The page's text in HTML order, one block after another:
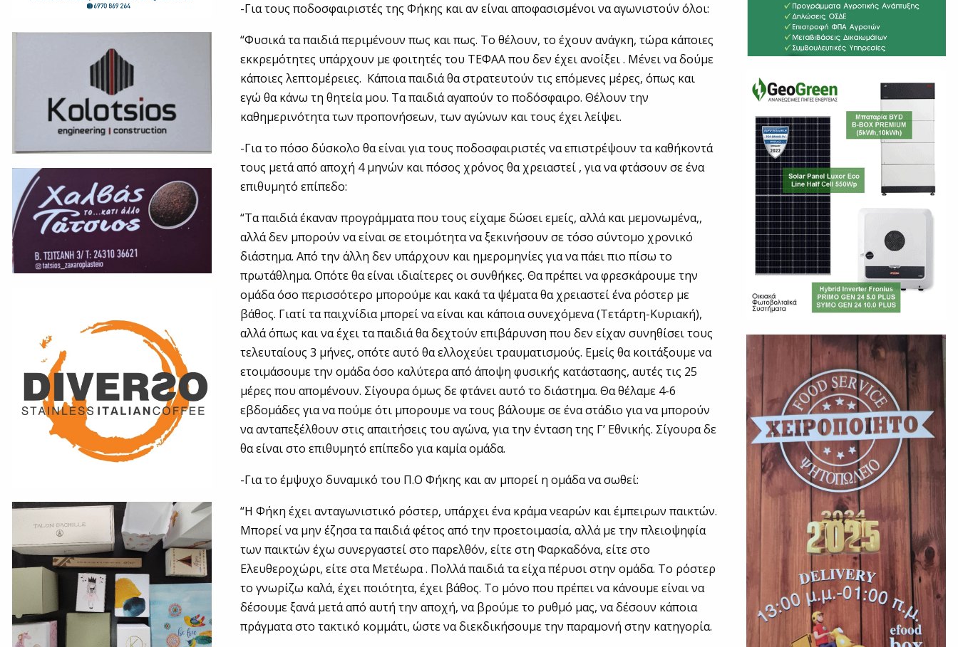
-Για τους ποδοσφαιριστές της Φήκης και αν είναι αποφασισμένοι να αγωνιστούν όλοι:
“Φυσικά τα παιδιά περιμένουν πως και πως. Το θέλουν, το έχουν ανάγκη, τώρα κάποιες
εκκρεμότητες υπάρχουν με φοιτητές του ΤΕΦΑΑ που δεν έχει ανοίξει . Μένει να δούμε
κάποιες λεπτομέρειες. Κάποια παιδιά θα στρατευτούν τις επόμενες μέρες, όπως και
εγώ θα κάνω τη θητεία μου. Τα παιδιά αγαπούν το ποδόσφαιρο. Θέλουν την
καθημερινότητα των προπονήσεων, των αγώνων και τους έχει λείψει.
-Για το πόσο δύσκολο θα είναι για τους ποδοσφαιριστές να επιστρέψουν τα καθήκοντά
τους μετά από αποχή 4 μηνών και πόσος χρόνος θα χρειαστεί , για να φτάσουν σε ένα
επιθυμητό επίπεδο:
“Τα παιδιά έκαναν προγράμματα που τους είχαμε δώσει εμείς, αλλά και μεμονωμένα,,
αλλά δεν μπορούν να είναι σε ετοιμότητα να ξεκινήσουν σε τόσο σύντομο χρονικό
διάστημα. Από την άλλη δεν υπάρχουν και ημερομηνίες για να πάει πιο πίσω το
πρωτάθλημα. Οπότε θα είναι ιδιαίτερες οι συνθήκες. Θα πρέπει να φρεσκάρουμε την
ομάδα όσο περισσότερο μπορούμε και κακά τα ψέματα θα χρειαστεί ένα ρόστερ με
βάθος. Γιατί τα παιχνίδια μπορεί να είναι και κάποια συνεχόμενα (Τετάρτη-Κυριακή),
αλλά όπως και να έχει τα παιδιά θα δεχτούν επιβάρυνση που δεν είχαν συνηθίσει τους
τελευταίους 3 μήνες, οπότε αυτό θα ελλοχεύει τραυματισμούς. Εμείς θα κοιτάξουμε να
ετοιμάσουμε την ομάδα όσο καλύτερα από άποψη φυσικής κατάστασης, αυτές τις 25
μέρες που απομένουν. Σίγουρα όμως δε φτάνει αυτό το διάστημα. Θα θέλαμε 4-6
εβδομάδες για να πούμε ότι μπορουμε να τους βάλουμε σε ένα στάδιο για να μπορούν
να ανταπεξέλθουν στις απαιτήσεις του αγώνα, για την ένταση της Γ’ Εθνικής. Σίγουρα δε
θα είναι στο επιθυμητό επίπεδο για καμία ομάδα.
-Για το έμψυχο δυναμικό του Π.Ο Φήκης και αν μπορεί η ομάδα να σωθεί:
“Η Φήκη έχει ανταγωνιστικό ρόστερ, υπάρχει ένα κράμα νεαρών και έμπειρων παικτών.
Μπορεί να μην έζησα τα παιδιά φέτος από την προετοιμασία, αλλά με την πλειοψηφία
των παικτών έχω συνεργαστεί στο παρελθόν, είτε στη Φαρκαδόνα, είτε στο
Ελευθεροχώρι, είτε στα Μετέωρα . Πολλά παιδιά τα είχα πέρυσι στην ομάδα. Το ρόστερ
το γνωρίζω καλά, έχει ποιότητα, έχει βάθος. Το μόνο που πρέπει να κάνουμε είναι να
δέσουμε ξανά μετά από αυτή την αποχή, να βρούμε το ρυθμό μας, να δέσουν κάποια
πράγματα στο τακτικό κομμάτι, ώστε να διεκδικήσουμε την παραμονή στην κατηγορία.